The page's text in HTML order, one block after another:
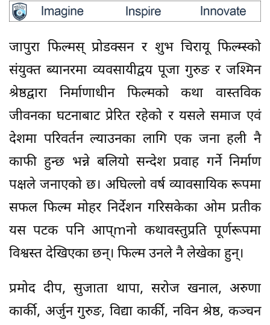
जापुरा फिल्मस् प्रोडक्सन र शुभ चिरायू फिल्म्स्को
संयुक्त ब्यानरमा व्यवसायीद्वय पूजा गुरुङ र जश्मिन
श्रेष्ठद्वारा निर्माणाधीन फिल्मको कथा वास्तविक
जीवनका घटनाबाट प्रेरित रहेको र यसले समाज एवं
देशमा परिवर्तन ल्याउनका लागि एक जना हली नै
काफी हुन्छ भन्ने बलियो सन्देश प्रवाह गर्ने निर्माण
पक्षले जनाएको छ। अघिल्लो वर्ष व्यावसायिक रूपमा
सफल फिल्म मोहर निर्देशन गरिसकेका ओम प्रतीक
यस पटक पनि आप्mनो कथावस्तुप्रति पूर्णरूपमा
विश्वस्त देखिएका छन्। फिल्म उनले नै लेखेका हुन्।
प्रमोद दीप, सुजाता थापा, सरोज खनाल, अरुणा
कार्की, अर्जुन गुरुङ, विद्या कार्की, नविन श्रेष्ठ, कञ्चन